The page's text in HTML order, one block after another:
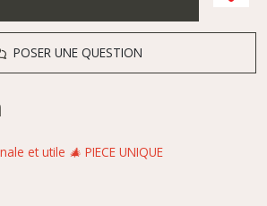
POSER UNE QUESTION
et utile 🎄 PIECE UNIQUE